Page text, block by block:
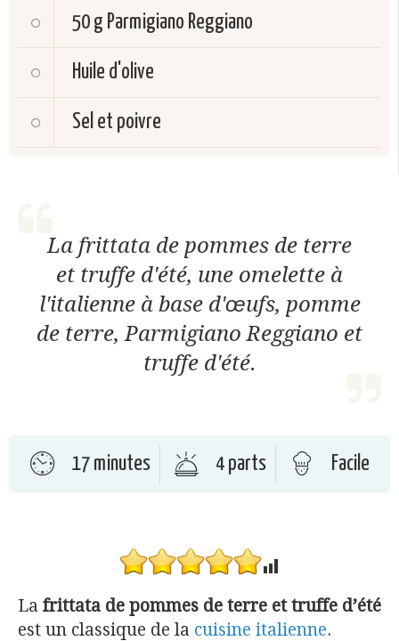
50 g Parmigiano Reggiano
Huile d'olive
Sel et poivre
La frittata de pommes de terre
et truffe d'été, une omelette à
l'italienne à base d'œufs, pomme
de terre, Parmigiano Reggiano et
truffe d'été.
17 minutes 4 parts Facile
La frittata de pommes de terre et truffe d’été
est un classique de la cuisine italienne.